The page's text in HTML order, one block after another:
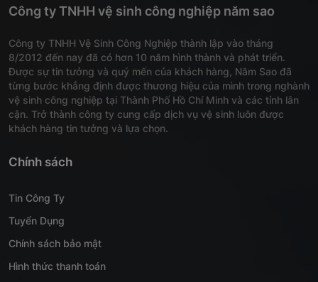
Công ty TNHH vệ sinh công nghiệp năm sao
Công ty TNHH Vệ Sinh Công Nghiệp thành lập vào tháng
8/2012 đến nay đã có hơn 10 năm hình thành và phát triển.
Được sự tin tưởng và quý mến của khách hàng, Năm Sao đã
từng bước khẳng định được thương hiệu của mình trong nghành
vệ sinh công nghiệp tại Thành Phố Hồ Chí Minh và các tỉnh lân
cận. Trở thành công ty cung cấp dịch vụ vệ sinh luôn được
khách hàng tin tưởng và lựa chọn.
Chính sách
Tin Công Ty
Tuyển Dụng
Chính sách bảo mật
Hình thức thanh toán